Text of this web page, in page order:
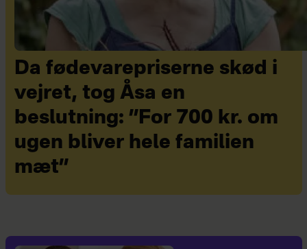
Da fødevarepriserne skød i
vejret, tog Åsa en
beslutning: ”For 700 kr. om
ugen bliver hele familien
mæt”